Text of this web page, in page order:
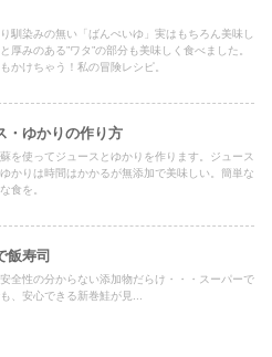
馴染みの無い「ばんぺいゆ」実はもちろん美味し
厚みのある”ワタ”の部分も美味しく食べました。
かけちゃう！私の冒険レシピ。
・ゆかりの作り方
を使ってジュースとゆかりを作ります。ジュース
かりは時間はかかるが無添加で美味しい。簡単な
食を。
飯寿司
全性の分からない添加物だらけ・・・スーパーで
、安心できる新巻鮭が見...